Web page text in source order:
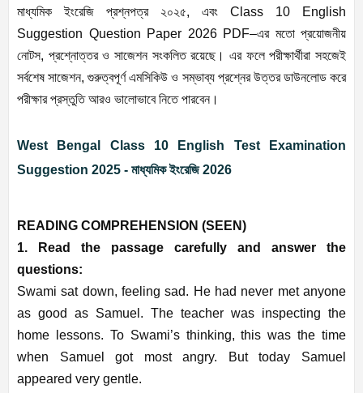
মাধ্যমিক ইংরেজি প্রশ্নপত্র ২০২৫, এবং Class 10 English
Suggestion Question Paper 2026 PDF–এর মতো প্রয়োজনীয়
নোটস, প্রশ্নোত্তর ও সাজেশন সংকলিত রয়েছে। এর ফলে পরীক্ষার্থীরা সহজেই
সর্বশেষ সাজেশন, গুরুত্বপূর্ণ এমসিকিউ ও সম্ভাব্য প্রশ্নের উত্তর ডাউনলোড করে
পরীক্ষার প্রস্তুতি আরও ভালোভাবে নিতে পারবেন।
West Bengal Class 10 English Test Examination
Suggestion 2025 - মাধ্যমিক ইংরেজি 2026
READING COMPREHENSION (SEEN)
1. Read the passage carefully and answer the
questions:
Swami sat down, feeling sad. He had never met anyone
as good as Samuel. The teacher was inspecting the
home lessons. To Swami’s thinking, this was the time
when Samuel got most angry. But today Samuel
appeared very gentle.